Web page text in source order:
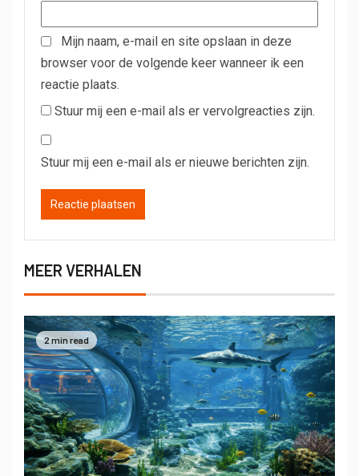
Mijn naam, e-mail en site opslaan in deze
browser voor de volgende keer wanneer ik een
reactie plaats.
Stuur mij een e-mail als er vervolgreacties zijn.
Stuur mij een e-mail als er nieuwe berichten zijn.
MEER VERHALEN
2 min read